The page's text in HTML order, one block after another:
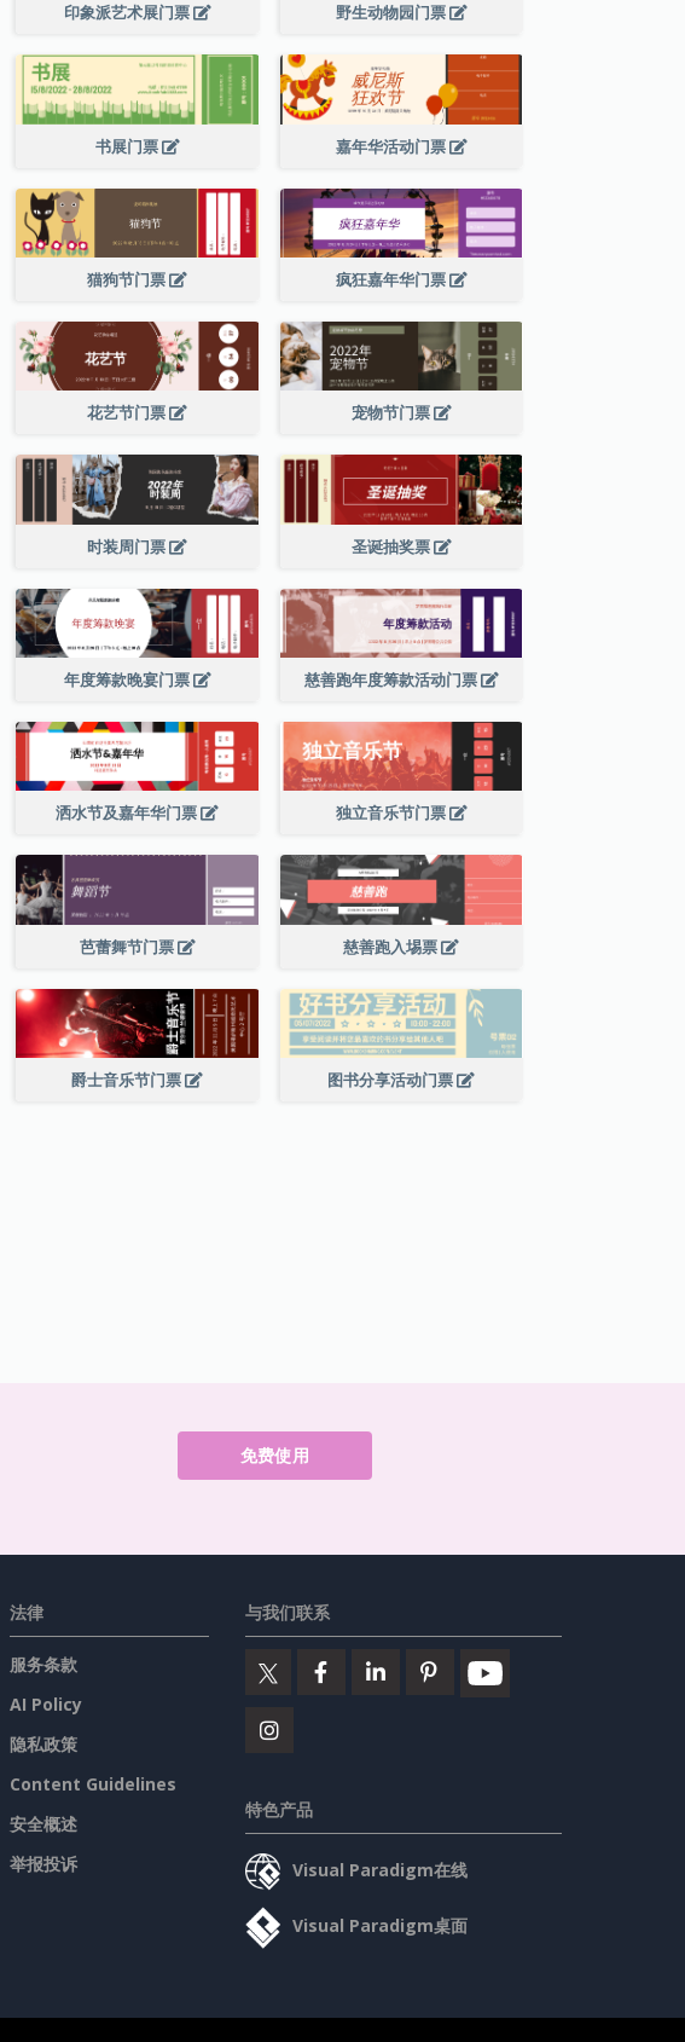
印象派艺术展门票 野生动物园门票
书展门票 嘉年华活动门票
猫狗节门票 疯狂嘉年华门票
花艺节门票 宠物节门票
时装周门票 圣诞抽奖票
年度筹款晚宴门票 慈善跑年度筹款活动门票
洒水节及嘉年华门票 独立音乐节门票
芭蕾舞节门票 慈善跑入埸票
爵士音乐节门票 图书分享活动门票
免费使用
法律
服务条款
AI Policy
隐私政策
Content Guidelines
安全概述
举报投诉
与我们联系
特色产品
Visual Paradigm在线
Visual Paradigm桌面